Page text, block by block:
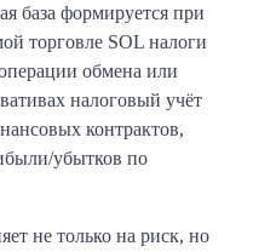
база формируется при
торговле SOL налоги
обмена или
налоговый учёт
контрактов,
убытков по
не только на риск, но